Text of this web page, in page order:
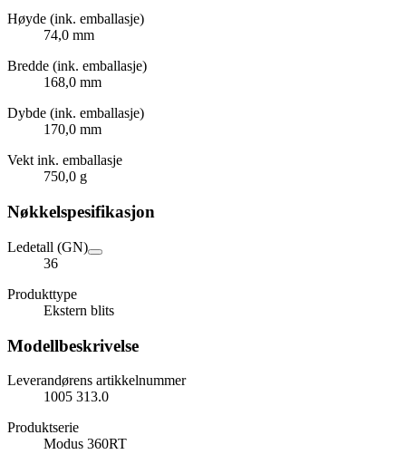
Høyde (ink. emballasje)
74,0 mm
Bredde (ink. emballasje)
168,0 mm
Dybde (ink. emballasje)
170,0 mm
Vekt ink. emballasje
750,0 g
Nøkkelspesifikasjon
Ledetall (GN)
36
Produkttype
Ekstern blits
Modellbeskrivelse
Leverandørens artikkelnummer
1005 313.0
Produktserie
Modus 360RT